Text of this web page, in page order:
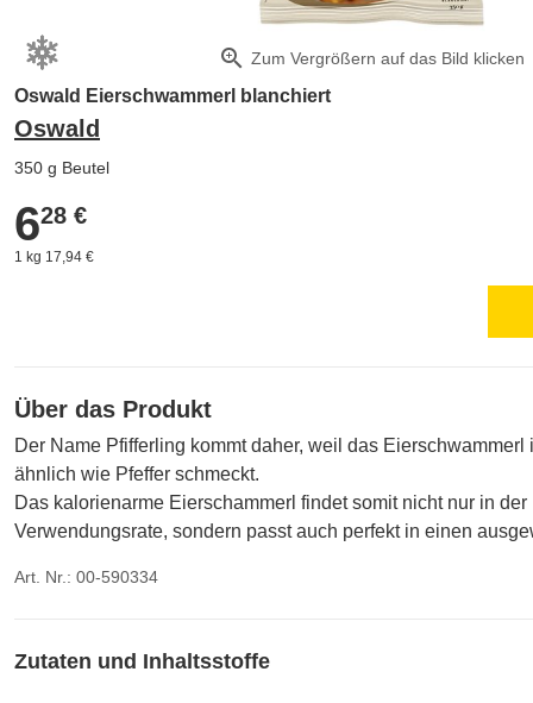
zoom_in Zum Vergrößern auf das Bild klicken
Oswald Eierschwammerl blanchiert
Oswald
350 g Beutel
6,28 €
628 €
1 kg 17,94 €
Über das Produkt
Der Name Pfifferling kommt daher, weil das Eierschwammerl
ähnlich wie Pfeffer schmeckt.
Das kalorienarme Eierschammerl findet somit nicht nur in
Verwendungsrate, sondern passt auch perfekt in einen
Art. Nr.: 00-590334
Zutaten und Inhaltsstoffe